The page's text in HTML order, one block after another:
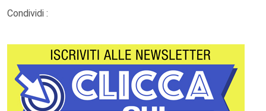
Condividi :